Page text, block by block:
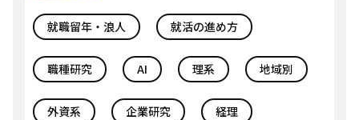
就職留年・浪人 就活の進め方
職種研究 AI 理系 地域別
外資系 企業研究 経理